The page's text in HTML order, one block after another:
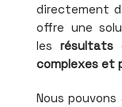
directement
offre une
lesrésultats
complexes et
Nous